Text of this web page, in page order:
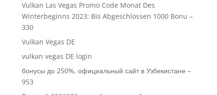
Vulkan Las Vegas Promo Code Monat Des
Winterbeginns 2023: Bis Abgeschlossen 1000 Bonu –
330
Vulkan Vegas DE
vulkan vegas DE login
бонусы до 250%, официальный сайт в Узбекистане –
953